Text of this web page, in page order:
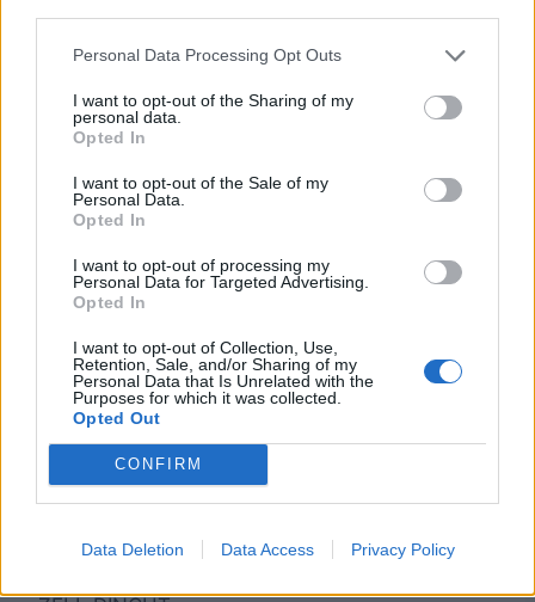
Personal Data Processing Opt Outs
I want to opt-out of the Sharing of my
personal data.
Opted In
I want to opt-out of the Sale of my
Personal Data.
Opted In
I want to opt-out of processing my
Personal Data for Targeted Advertising.
Opted In
I want to opt-out of Collection, Use,
Retention, Sale, and/or Sharing of my
Personal Data that Is Unrelated with the
Purposes for which it was collected.
Opted Out
CONFIRM
Data Deletion Data Access Privacy Policy
colpisce tutti i nemici
Furore diAngelo attacca un nemico
Il cane n° 1
Angelo in
Soccorso
Cura gli HP del membro
del Party che ha meno HP
Luna
Angelo ululando alla luna
fa diventare il Party
turno
Angelo
Aiutatutti
Cura status K.O. di un
alleato
Angelo
Trovatutto
Angelo compare durante
la battaglia e trova degli
oggetti rari
Cometa
Rinoa sale sopra ad
Angelo e colpiscono il
nemico 15 volte di seguito